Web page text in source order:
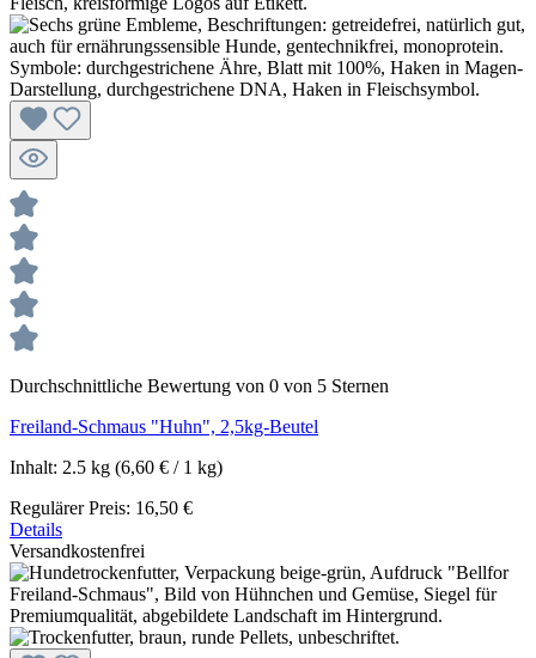
Durchschnittliche Bewertung von 0 von 5 Sternen
Freiland-Schmaus "Huhn", 2,5kg-Beutel
Inhalt: 2.5 kg (6,60 € / 1 kg)
Regulärer Preis: 16,50 €
Details
Versandkostenfrei